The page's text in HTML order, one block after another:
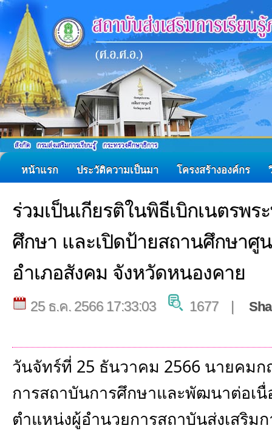
หน้าแรก ประวัติความเป็นมา โครงสร้างองค์กร
ร่วมเป็นเกียรติในพิธีเบิกเนตรพ
ศึกษา และเปิดป้ายสถานศึกษาศูน
อำเภอสังคม จังหวัดหนองคาย
25 ธ.ค. 2566 17:33:03 1677 |
วันจัทร์ที่ 25 ธันวาคม 2566 นายคมก
การสถาบันการศึกษาและพัฒนาต่อเนื่
ตำแหน่งผู้อำนวยการสถาบันส่งเสริม